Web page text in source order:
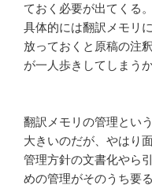
ておく必要が出てくる。
具体的には翻訳メモリ
放っておくと原稿の注
が一人歩きしてしまうか
翻訳メモリの管理とい
大きいのだが、やはり
管理方針の文書化やら
めの管理がそのうち要